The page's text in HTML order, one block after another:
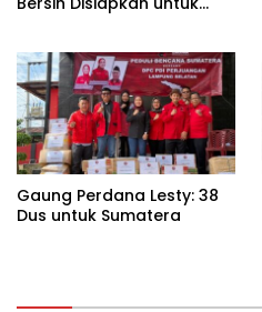
Gaung Perdana Lesty: 38
Dus untuk Sumatera